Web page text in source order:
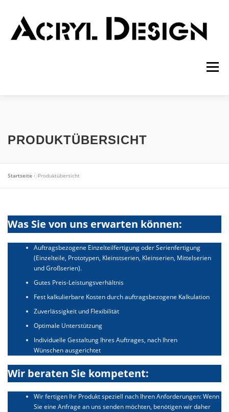
springen
Menü
INFORMATIONEN LEXIKON
PRODUKTÜBERSICHT
Startseite »Produktübersicht
Was Sie von uns erwarten können:
Auftragsbezogene Einzelteilfertigung oder Serienfertigung
(Einzelteile, Prototypen, Kleinstserien, Kleinserien, Mittelserien
und Großserien).
Gutes Preis-Leistungsverhältnis
Fest kalkulierbare Kosten durch auftragsbezogene Kalkulation
Zuverlässigkeit und Flexibilität
Optimale Unterstützung
Individuelle Gestaltung Ihres Auftrages, nach Ihren
Wünschen ausgerichtet
Wir beraten Sie kompetent:
Wir fertigen Ihr Produkt speziell nach Ihren Anforderungen: Wenn
Sie eine Anfrage an uns senden möchten, benötigen wir daher